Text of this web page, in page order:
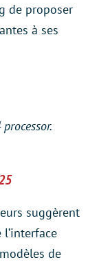
de proposer
à ses
suggèrent
de